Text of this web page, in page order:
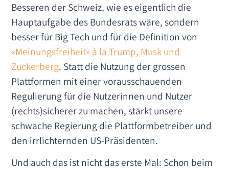
Besseren der Schweiz, wie es eigentlich die
Hauptaufgabe des Bundesrats wäre, sondern
besser für Big Tech und für die Definition von
«Meinungsfreiheit» à la Trump, Musk und
Zuckerberg. Statt die Nutzung der grossen
Plattformen mit einer vorausschauenden
Regulierung für die Nutzerinnen und Nutzer
(rechts)sicherer zu machen, stärkt unsere
schwache Regierung die Plattformbetreiber und
den irrlichternden US-Präsidenten.
Und auch das ist nicht das erste Mal: Schon beim